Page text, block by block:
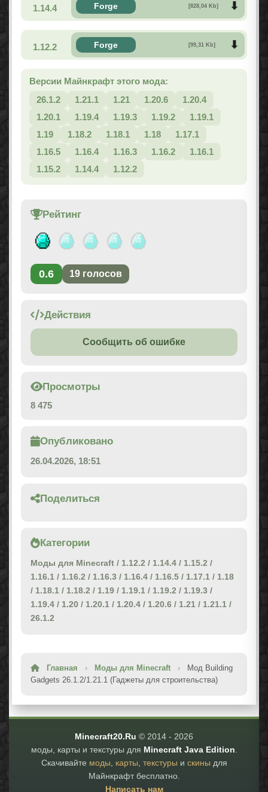
1.14.4 Forge [828,04 Kb]
1.12.2 Forge [99,31 Kb]
Версии Майнкрафт этого мода:
26.1.2
1.21.1 1.21 1.20.6
1.20.4
1.20.1
1.19.4 1.19.3 1.19.2
1.19.1
1.19
1.18.2 1.18.1 1.18
1.17.1
1.16.5
1.16.4 1.16.3 1.16.2
1.16.1
1.15.2
1.14.4 1.12.2
Рейтинг
0.6 19 голосов
Действия
Сообщить об ошибке
Просмотры
8 475
Опубликовано
26.04.2026, 18:51
Поделиться
Категории
Моды для Minecraft / 1.12.2 / 1.14.4 / 1.15.2 /
1.16.1 / 1.16.2 / 1.16.3 / 1.16.4 / 1.16.5 / 1.17.1 / 1.18
/ 1.18.1 / 1.18.2 / 1.19 / 1.19.1 / 1.19.2 / 1.19.3 /
1.19.4 / 1.20 / 1.20.1 / 1.20.4 / 1.20.6 / 1.21 / 1.21.1 /
26.1.2
Главная › Моды для Minecraft ›
Мод Building
Gadgets 26.1.2/1.21.1 (Гаджеты для строительства)
Minecraft20.Ru © 2014 - 2026
моды, карты и текстуры для Minecraft Java Edition
Скачивайте моды карты текстуры и скины для
Майнкрафт бесплатно.
Написать нам